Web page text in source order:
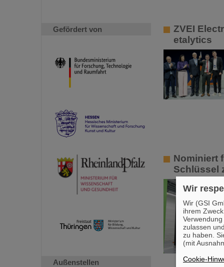
Gefördert von
Außenstellen
ZVEI
etalytics
Nominiert
Schlüssel
Wir
Wir (GSI
ihrem
zulassen
zu haben.
(mit
Cookie-